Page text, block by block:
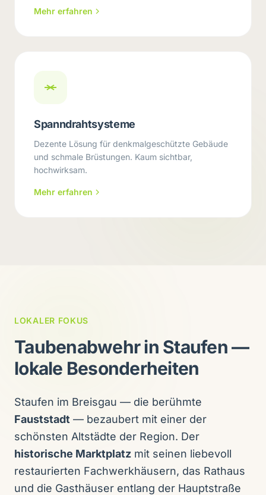
Mehr erfahren
Spanndrahtsysteme
Dezente Lösung für denkmalgeschützte Gebäude
und schmale Brüstungen. Kaum sichtbar,
hochwirksam.
Mehr erfahren
LOKALER FOKUS
Taubenabwehr in Staufen —
lokale Besonderheiten
Staufen im Breisgau — die berühmte
Fauststadt — bezaubert mit einer der
schönsten Altstädte der Region. Der
historische Marktplatz mit seinen liebevoll
restaurierten Fachwerkhäusern, das Rathaus
und die Gasthäuser entlang der Hauptstraße